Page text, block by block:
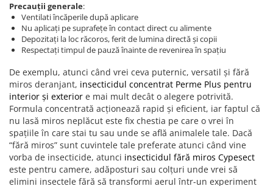
Precauții generale:
Ventilati încăperile după aplicare
Nu aplicați pe suprafețe în contact direct cu alimente
Depozitați la loc răcoros, ferit de lumina directă și copii
Respectați timpul de pauză înainte de revenirea în spațiu
De exemplu, atunci când vrei ceva puternic, versatil și fără
miros deranjant, insecticidul concentrat Perme Plus pentru
interior și exterior e mai mult decât o alegere potrivită.
Formula concentrată acționează rapid și eficient, iar faptul că
nu lasă miros neplăcut este fix chestia pe care o vrei în
spațiile în care stai tu sau unde se află animalele tale. Dacă
“fără miros” sunt cuvintele tale preferate atunci când vine
vorba de insecticide, atunci insecticidul fără miros Cypesect
este pentru camere, adăposturi sau colțuri unde vrei să
elimini insectele fără să transformi aerul într-un experiment